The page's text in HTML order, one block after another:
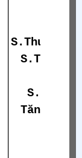
S.Thương
S.Thương
Tăng